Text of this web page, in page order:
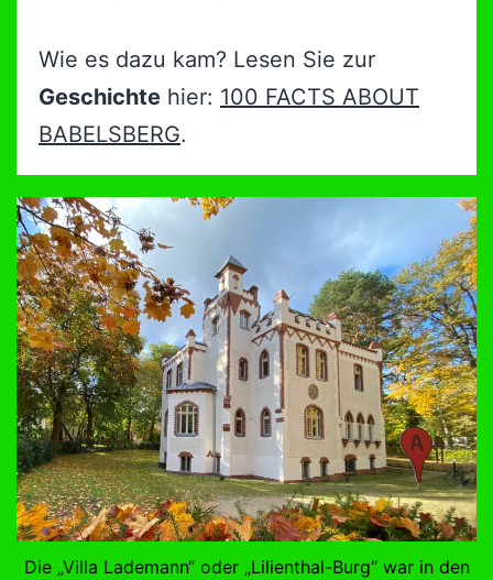
Wie es dazu kam? Lesen Sie zur
Geschichte hier: 100 FACTS ABOUT
BABELSBERG.
Die „Villa Lademann“ oder „Lilienthal-Burg“ war in den